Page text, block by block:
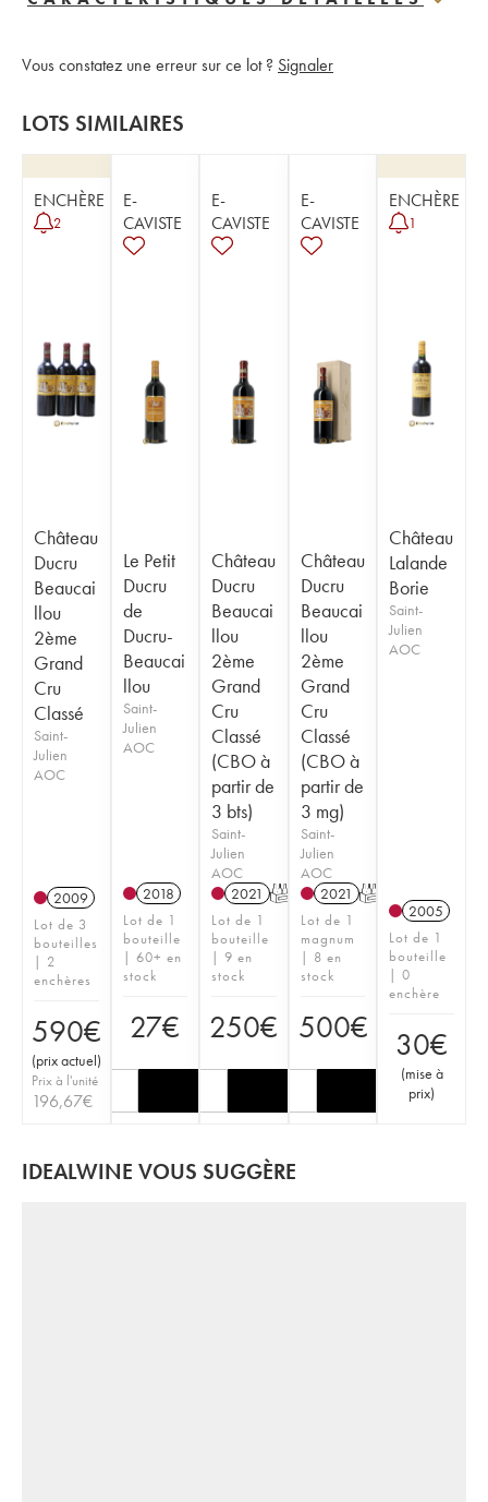
Vous constatez une erreur sur ce lot ? Signaler
LOTS SIMILAIRES
ENCHÈRE
2
Château
Ducru
Beaucai
llou
2ème
Grand
Cru
Classé
Saint-
Julien
AOC
2009
Lot de 3
bouteilles
| 2
enchères
590€
(prix actuel)
Prix à l'unité
196,67€
E-
CAVISTE
Le Petit
Ducru
de
Ducru-
Beaucai
llou
Saint-
Julien
AOC
2018
Lot de 1
bouteille
| 60+ en
stock
27€
E-
CAVISTE
Château
Ducru
Beaucai
llou
2ème
Grand
Cru
Classé
(CBO à
partir de
3 bts)
Saint-
Julien
AOC
2021 T
Lot de 1
bouteille
| 9 en
stock
250€
E-
CAVISTE
Château
Ducru
Beaucai
llou
2ème
Grand
Cru
Classé
(CBO à
partir de
3 mg)
Saint-
Julien
AOC
2021 T
Lot de 1
magnum
| 8 en
stock
500€
ENCHÈRE
1
Château
Lalande
Borie
Saint-
Julien
AOC
2005
Lot de 1
bouteille
| 0
enchère
30€
(mise à
prix)
IDEALWINE VOUS SUGGÈRE